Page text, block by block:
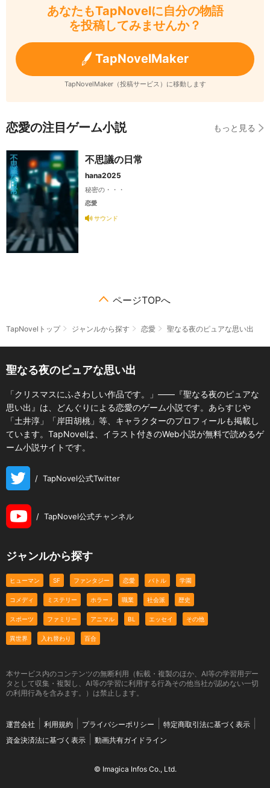
あなたもTapNovelに自分の物語
を投稿してみませんか？
TapNovelMaker
TapNovelMaker（投稿サービス）に移動します
恋愛の注目ゲーム小説 もっと見る
不思議の日常
hana2025
秘密の・・・
恋愛
サウンド
ページTOPへ
TapNovelトップ ジャンルから探す 恋愛 聖なる夜のピュアな思い出
聖なる夜のピュアな思い出
「クリスマスにふさわしい作品です。」――『聖なる夜のピュアな
思い出』は、どんぐりによる恋愛のゲーム小説です。あらすじや
「土井淳」「岸田胡桃」等、キャラクターのプロフィールも掲載し
ています。TapNovelは、イラスト付きのWeb小説が無料で読めるゲ
ーム小説サイトです。
/ TapNovel公式Twitter
/ TapNovel公式チャンネル
ジャンルから探す
ヒューマン SF ファンタジー 恋愛 バトル 学園
コメディ ミステリー ホラー 職業 社会派 歴史
スポーツ ファミリー アニマル BL エッセイ その他
異世界 入れ替わり 百合
本サービス内のコンテンツの無断利用（転載・複製のほか、AI等の学習用デー
タとして収集・複製し、AI等の学習に利用する行為その他当社が認めない一切
の利用行為を含みます。）は禁止します。
運営会社 利用規約 プライバシーポリシー
特定商取引法に基づく表示
資金決済法に基づく表示
動画共有ガイドライン
© Imagica Infos Co., Ltd.